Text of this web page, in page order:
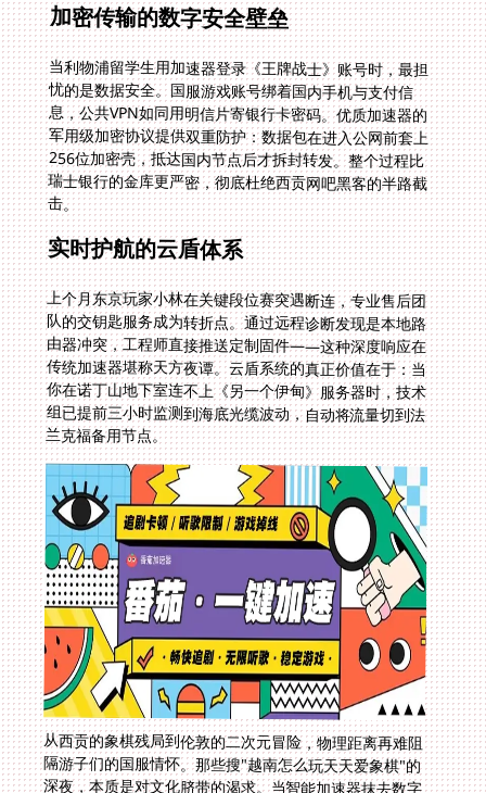
加密传输的数字安全壁垒
当利物浦留学生用加速器登录《王牌战士》账号时，最担
忧的是数据安全。国服游戏账号绑着国内手机与支付信
息，公共VPN如同用明信片寄银行卡密码。优质加速器的
军用级加密协议提供双重防护：数据包在进入公网前套上
256位加密壳，抵达国内节点后才拆封转发。整个过程比
瑞士银行的金库更严密，彻底杜绝西贡网吧黑客的半路截
击。
实时护航的云盾体系
上个月东京玩家小林在关键段位赛突遇断连，专业售后团
队的交钥匙服务成为转折点。通过远程诊断发现是本地路
由器冲突，工程师直接推送定制固件——这种深度响应在
传统加速器堪称天方夜谭。云盾系统的真正价值在于：当
你在诺丁山地下室连不上《另一个伊甸》服务器时，技术
组已提前三小时监测到海底光缆波动，自动将流量切到法
兰克福备用节点。
从西贡的象棋残局到伦敦的二次元冒险，物理距离再难阻
隔游子们的国服情怀。那些搜"越南怎么玩天天爱象棋"的
深夜，本质是对文化脐带的渴求。当智能加速器抹去数字
疆界，楚河汉界的棋子终将在云端顺畅奔袭——这不仅是